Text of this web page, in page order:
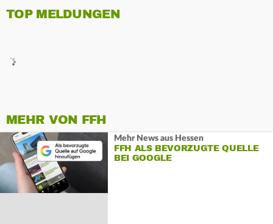
TOP MELDUNGEN
MEHR VON FFH
Mehr News aus Hessen
FFH ALS BEVORZUGTE QUELLE
BEI GOOGLE